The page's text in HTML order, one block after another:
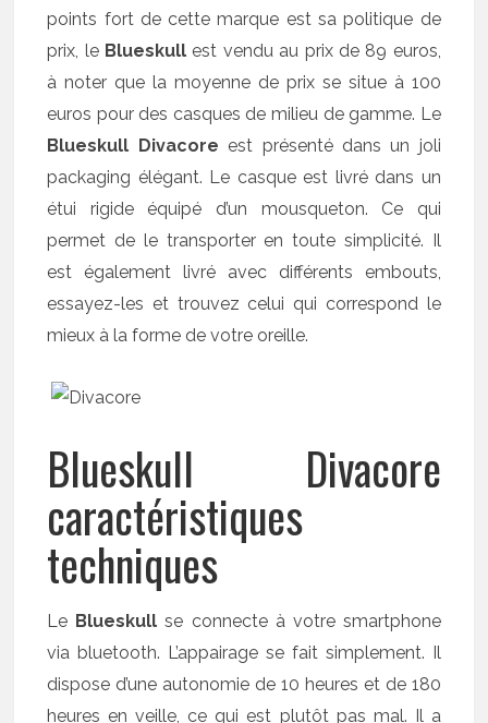
points fort de cette marque est sa politique de
prix, le Blueskull est vendu au prix de 89 euros,
à noter que la moyenne de prix se situe à 100
euros pour des casques de milieu de gamme. Le
Blueskull Divacore est présenté dans un joli
packaging élégant. Le casque est livré dans un
étui rigide équipé d’un mousqueton. Ce qui
permet de le transporter en toute simplicité. Il
est également livré avec différents embouts,
essayez-les et trouvez celui qui correspond le
mieux à la forme de votre oreille.
Blueskull Divacore
caractéristiques
techniques
Le Blueskull se connecte à votre smartphone
via bluetooth. L’appairage se fait simplement. Il
dispose d’une autonomie de 10 heures et de 180
heures en veille, ce qui est plutôt pas mal. Il a